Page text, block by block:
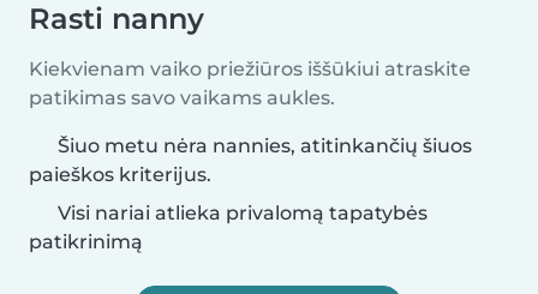
Rasti nanny
Kiekvienam vaiko priežiūros iššūkiui atraskite
patikimas savo vaikams aukles.
Šiuo metu nėra nannies, atitinkančių šiuos
paieškos kriterijus.
Visi nariai atlieka privalomą tapatybės
patikrinimą